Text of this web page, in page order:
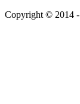
Copyright © 2014 -